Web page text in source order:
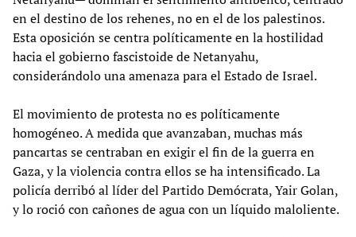
en el destino de los rehenes, no en el de los palestinos.
Esta oposición se centra políticamente en la hostilidad
hacia el gobierno fascistoide de Netanyahu,
considerándolo una amenaza para el Estado de Israel.
El movimiento de protesta no es políticamente
homogéneo. A medida que avanzaban, muchas más
pancartas se centraban en exigir el fin de la guerra en
Gaza, y la violencia contra ellos se ha intensificado. La
policía derribó al líder del Partido Demócrata, Yair Golan,
y lo roció con cañones de agua con un líquido maloliente.